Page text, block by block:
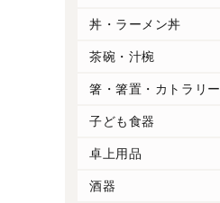
丼・ラーメン丼
茶碗・汁椀
箸・箸置・カトラリー
子ども食器
卓上用品
酒器